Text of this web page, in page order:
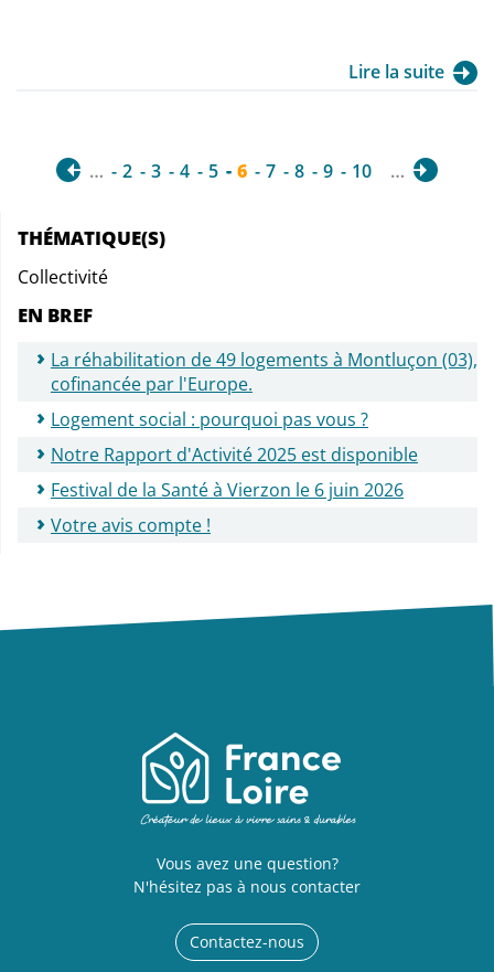
Lire la suite
… 2 3 4 5 6 7 8 9 10 …
THÉMATIQUE(S)
Collectivité
EN BREF
La réhabilitation de 49 logements à Montluçon (03),
cofinancée par l'Europe.
Logement social : pourquoi pas vous ?
Notre Rapport d'Activité 2025 est disponible
Festival de la Santé à Vierzon le 6 juin 2026
Votre avis compte !
Vous avez une question?
N'hésitez pas à nous contacter
Contactez-nous